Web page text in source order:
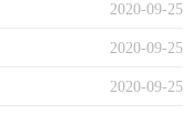
2020-09-25
2020-09-25
2020-09-25